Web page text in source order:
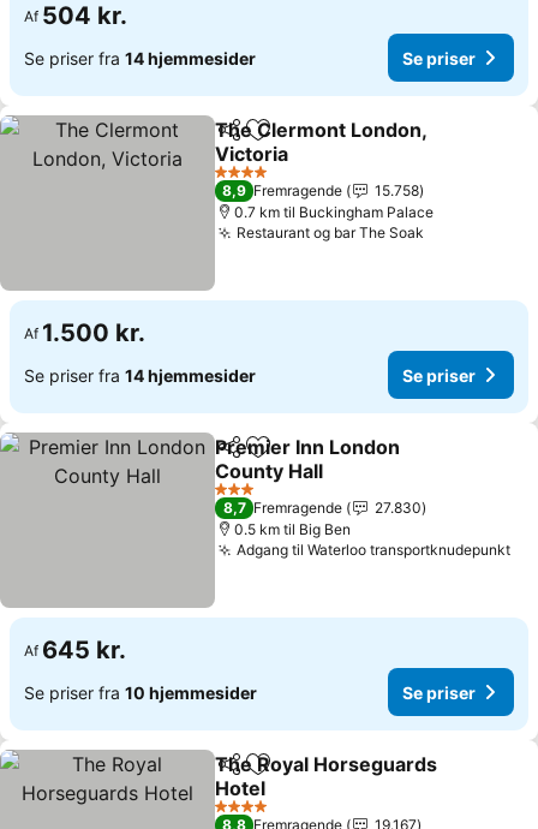
Af 504 kr.
Se priser fra 14 hjemmesider Se priser
Del Føj til favoritter
The Clermont London,
Victoria
Se priser
4 Stjerner
8,9 Fremragende
15.758
0.7 km til Buckingham Palace
Restaurant og bar The Soak
Af 1.500 kr.
Se priser fra 14 hjemmesider Se priser
Del Føj til favoritter
Premier Inn London
County Hall
Se priser
3 Stjerner
8,7 Fremragende
27.830
0.5 km til Big Ben
Adgang til Waterloo transportknudepunkt
Af 645 kr.
Se priser fra 10 hjemmesider Se priser
Del Føj til favoritter
The Royal Horseguards
Hotel
Se priser
4 Stjerner
8,8 Fremragende
19.167